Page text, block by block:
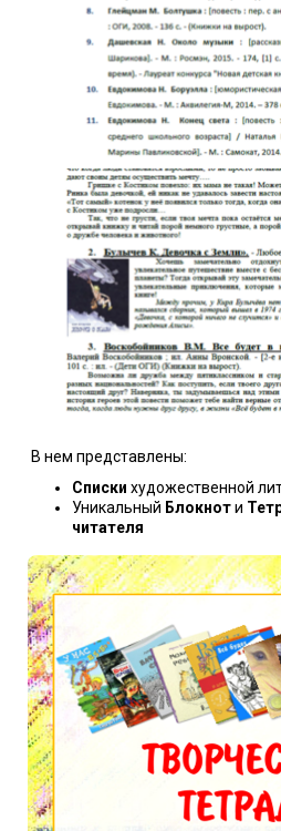
В нем представлены:
Списки художественной
Уникальный Блокноти
читателя